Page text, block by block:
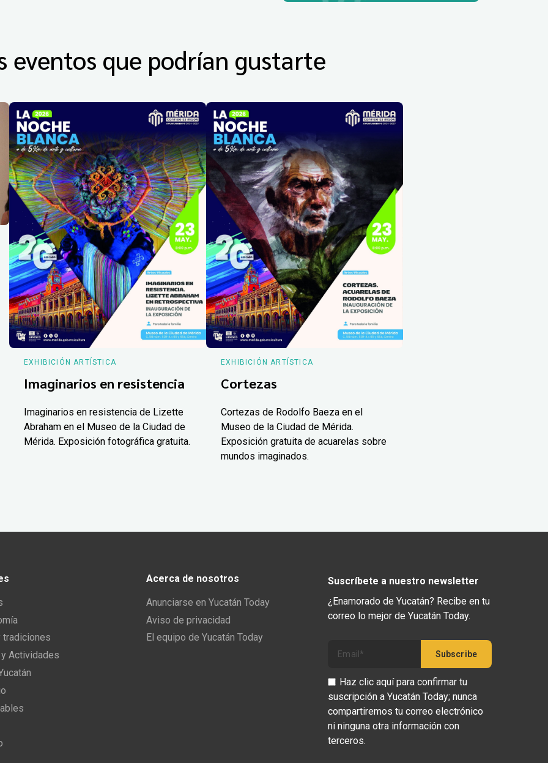
eventos que podrían gustarte
EXHIBICIÓN ARTÍSTICA
Imaginarios en resistencia
Imaginarios en resistencia de Lizette
Abraham en el Museo de la Ciudad de
Mérida. Exposición fotográfica gratuita.
EXHIBICIÓN ARTÍSTICA
Cortezas
Cortezas de Rodolfo Baeza en el
Museo de la Ciudad de Mérida.
Exposición gratuita de acuarelas sobre
mundos imaginados.
tradiciones
Actividades
Acerca de nosotros
Anunciarse en Yucatán Today
Aviso de privacidad
El equipo de Yucatán Today
Suscríbete a nuestro newsletter
¿Enamorado de Yucatán? Recibe en tu
correo lo mejor de Yucatán Today.
Haz clic aquí para confirmar tu
suscripción a Yucatán Today; nunca
compartiremos tu correo electrónico
ni ninguna otra información con
terceros.